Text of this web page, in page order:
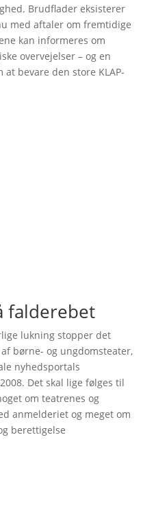
Brudflader eksisterer
med aftaler om fremtidige
kan informeres om
overvejelser – og en
bevare den store KLAP-
falderebet
lukning stopper det
børne- og ungdomsteater,
nyhedsportals
Det skal lige følges til
om teatrenes og
anmelderiet og meget om
berettigelse